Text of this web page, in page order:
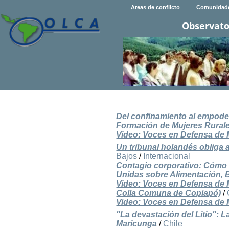
Areas de conflicto
Del confinamiento al
Formación de Mujeres
Video: Voces en Defensa de
Un tribunal holandés obliga
Bajos / Internacional
Contagio corporativo:
Unidas sobre Alimentación,
Video: Voces en Defensa de
Colla Comuna de Copiapó) /
Video: Voces en Defensa de
"La devastación del Litio":
Maricunga / Chile